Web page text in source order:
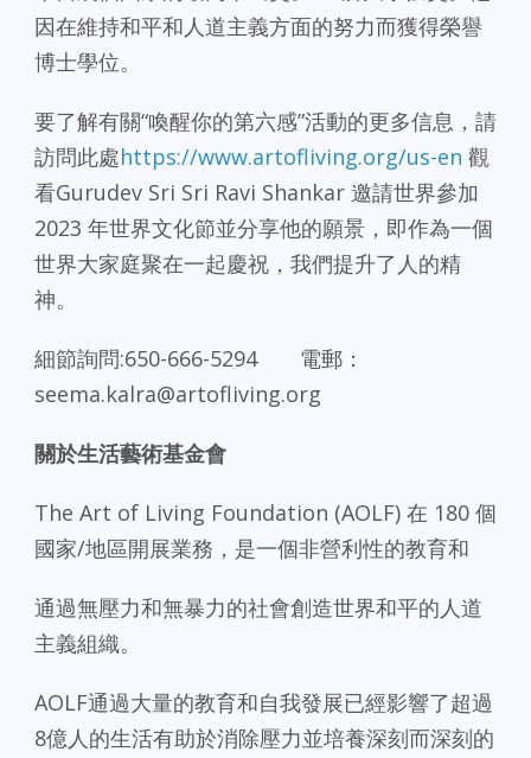
因在維持和平和人道主義方面的努力而獲得榮譽
博士學位。
要了解有關“喚醒你的第六感”活動的更多信息，請
訪問此處https://www.artofliving.org/us-en 觀
看Gurudev Sri Sri Ravi Shankar 邀請世界參加
2023 年世界文化節並分享他的願景，即作為一個
世界大家庭聚在一起慶祝，我們提升了人的精
神。
細節詢問:650-666-5294 電郵：
seema.kalra@artofliving.org
關於生活藝術基金會
The Art of Living Foundation (AOLF) 在 180 個
國家/地區開展業務，是一個非營利性的教育和
通過無壓力和無暴力的社會創造世界和平的人道
主義組織。
AOLF通過大量的教育和自我發展已經影響了超過
8億人的生活有助於消除壓力並培養深刻而深刻的